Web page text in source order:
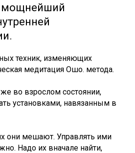
мощнейший
техник, изменяющих
медитация Ошо. метода.
во взрослом состоянии,
установками, навязанным в
они мешают. Управлять ими
Надо их вначале найти,